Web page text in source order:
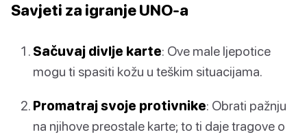
Savjeti za igranje UNO-a
Sačuvaj divlje karte: Ove male ljepotice
mogu ti spasiti kožu u teškim situacijama.
Promatraj svoje protivnike: Obrati pažnju
na njihove preostale karte; to ti daje tragove o